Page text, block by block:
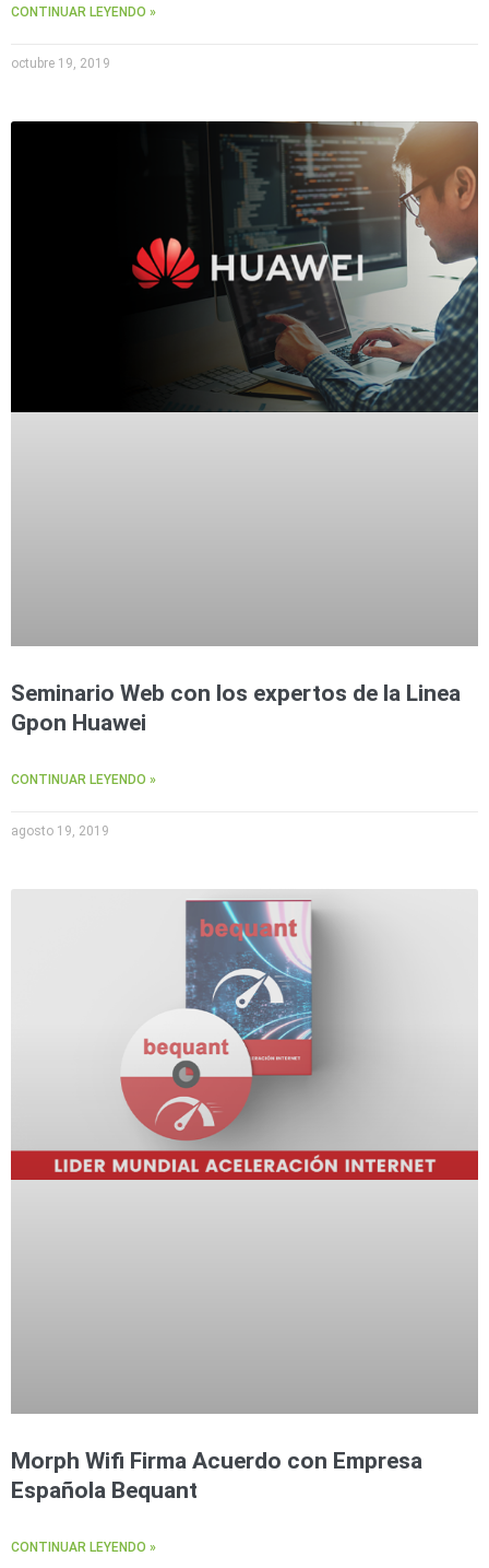
CONTINUAR LEYENDO »
octubre 19, 2019
Seminario Web con los expertos de la Linea
Gpon Huawei
CONTINUAR LEYENDO »
agosto 19, 2019
Morph Wifi Firma Acuerdo con Empresa
Española Bequant
CONTINUAR LEYENDO »